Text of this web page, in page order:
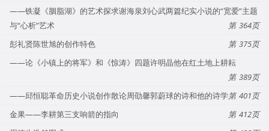
——铁凝《胭脂湖》的艺术探求谢海泉刘心武两篇纪实小说的“宽爱”主题
与“心析”艺术
364
彭礼贤陈世旭的创作特色
375
——论《小镇上的将军》和《惊涛》四题许明晶他在红土地上耕耘
389
——邱恒聪革命历史小说创作散论周劭馨郭蔚球的诗和他的诗学
401
金果——李耕第三支响箭的指向
412